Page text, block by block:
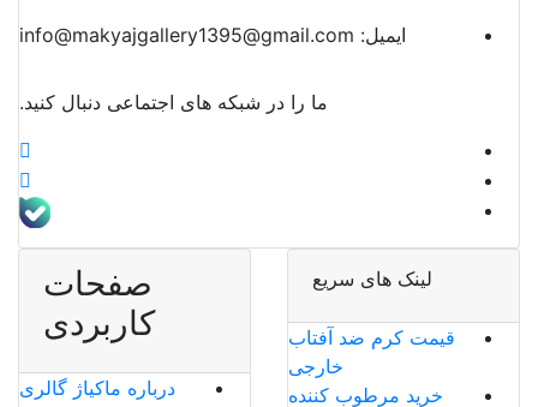
ایمیل:
ما را در شبکه های اجتماعی دنبال کنید.
لینک های سریع
قیمت کرم ضد آفتاب
خارجی
خرید مرطوب کننده
صفحات
کاربردی
درباره ماکیاژ گالری